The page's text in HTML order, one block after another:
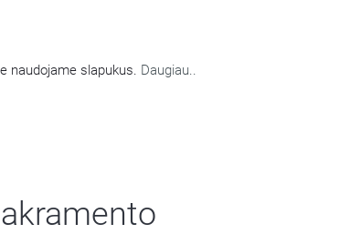
naudojame slapukus. Daugiau..